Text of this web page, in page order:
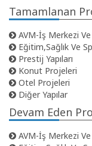
Tamamlanan
AVM-İş Merkezi Ve
Eğitim,Sağlık Ve
Prestij Yapıları
Konut Projeleri
Otel Projeleri
Diğer Yapılar
Devam Eden
AVM-İş Merkezi Ve